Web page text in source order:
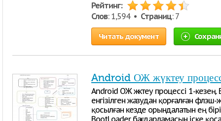
Рейтинг:
Слов: 1,594 • Страниц: 7
Читать документ
Android ОЖ жүктеу
Android ОЖ жүктеу процессі 1-
енгізілген жазудан қорғалған
қосылған кезде орындалатын ең
BootLoader бағдарламасын іске